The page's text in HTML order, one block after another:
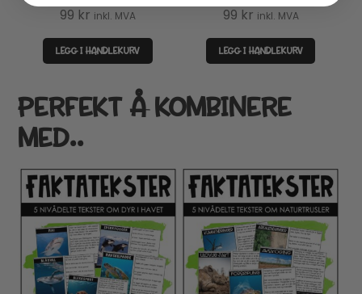
99 kr inkl. MVA
LEGG I HANDLEKURV
99 kr inkl. MVA
LEGG I HANDLEKURV
PERFEKT Å KOMBINERE
MED..